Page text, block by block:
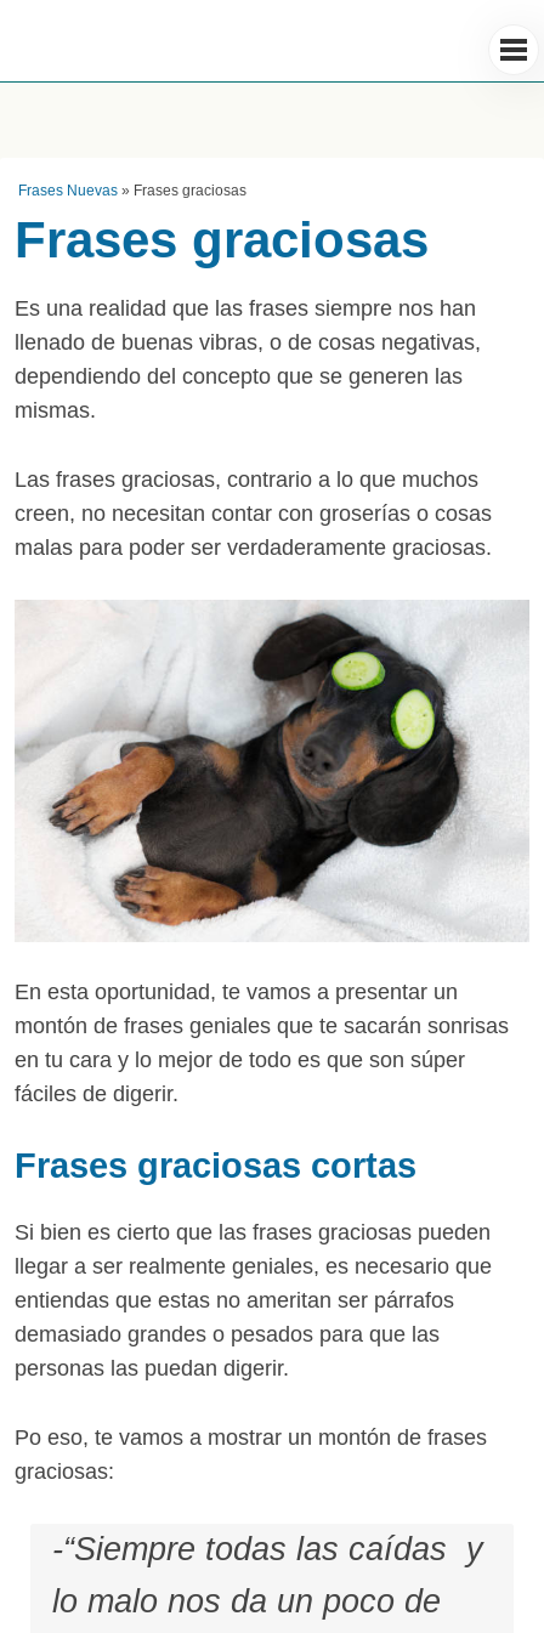
Frases Nuevas » Frases graciosas
Frases graciosas
Es una realidad que las frases siempre nos han
llenado de buenas vibras, o de cosas negativas,
dependiendo del concepto que se generen las
mismas.
Las frases graciosas, contrario a lo que muchos
creen, no necesitan contar con groserías o cosas
malas para poder ser verdaderamente graciosas.
En esta oportunidad, te vamos a presentar un
montón de frases geniales que te sacarán sonrisas
en tu cara y lo mejor de todo es que son súper
fáciles de digerir.
Frases graciosas cortas
Si bien es cierto que las frases graciosas pueden
llegar a ser realmente geniales, es necesario que
entiendas que estas no ameritan ser párrafos
demasiado grandes o pesados para que las
personas las puedan digerir.
Po eso, te vamos a mostrar un montón de frases
graciosas:
-“Siempre todas las caídas y
lo malo nos da un poco de